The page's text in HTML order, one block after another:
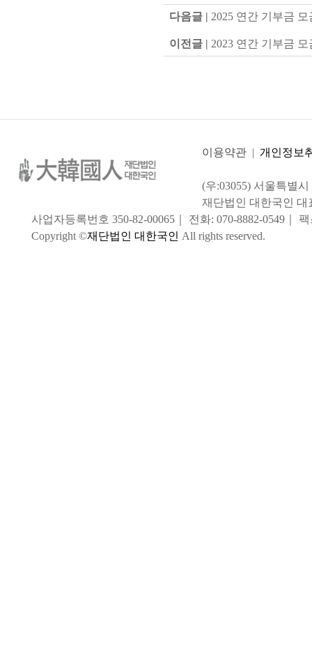
다음글 | 2025 연간 기부금
이전글 | 2023 연간 기부금
이용약관 | 개인정보
(우:03055) 서울특별
재단법인 대한국인 대
사업자등록번호 350-82-00065｜ 전화: 070-8882-0549｜ 팩
Copyright ©재단법인 대한국인 All rights reserved.